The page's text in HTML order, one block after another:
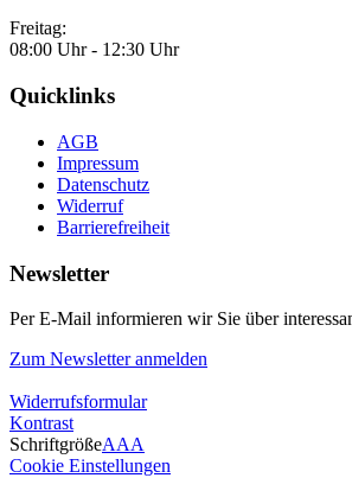
Freitag:
08:00 Uhr - 12:30 Uhr
Quicklinks
AGB
Impressum
Datenschutz
Widerruf
Barrierefreiheit
Newsletter
Per E-Mail informieren wir Sie über
Zum Newsletter anmelden
Widerrufsformular
Kontrast
SchriftgrößeAAA
Cookie Einstellungen